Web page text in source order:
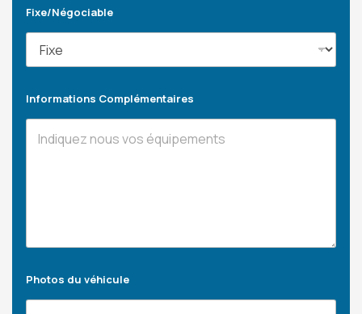
Fixe/Négociable
Informations Complémentaires
Photos du véhicule